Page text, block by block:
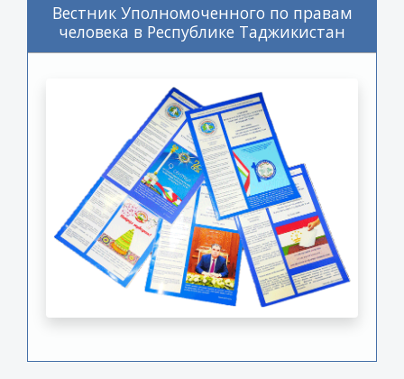
Вестник Уполномоченного по правам
человека в Республике Таджикистан